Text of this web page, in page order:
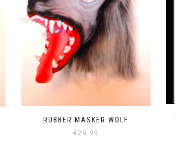
RUBBER MASKER WOLF
€29.95